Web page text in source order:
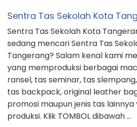
Sentra Tas Sekolah Kota
Sentra Tas Sekolah Kota
sedang mencari Sentra Tas
Tangerang? Salam kenal kami
yang memproduksi berbagai
ransel, tas seminar, tas
tas backpack, original leather
promosi maupun jenis tas
produksi. Klik TOMBOL dibawah …